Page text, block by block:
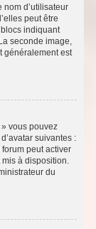
nom d’utilisateur
peut être
indiquant
seconde image,
généralement est
» vous pouvez
suivantes :
peut activer
à disposition.
du